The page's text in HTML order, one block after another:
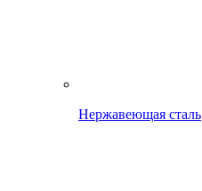
Нержавеющая сталь